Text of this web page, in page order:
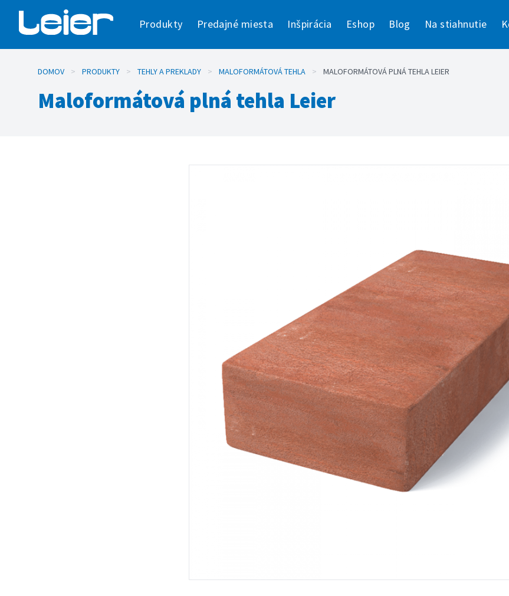
Produkty Predajné miesta Inšpirácia Eshop Blog Na stiahnutie
DOMOV > PRODUKTY > TEHLY A PREKLADY > MALOFORMÁTOVÁ TEHLA > MALOFORMÁTOVÁ PLNÁ TEHLA LEIER
Maloformátová plná tehla Leier